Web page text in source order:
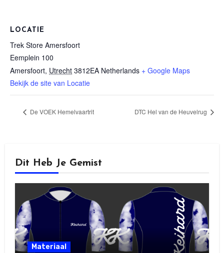
LOCATIE
Trek Store Amersfoort
Eemplein 100
Amersfoort, Utrecht 3812EA Netherlands + Google Maps
Bekijk de site van Locatie
De VOEK Hemelvaartrit DTC Hel van de Heuvelrug
Dit Heb Je Gemist
Materiaal